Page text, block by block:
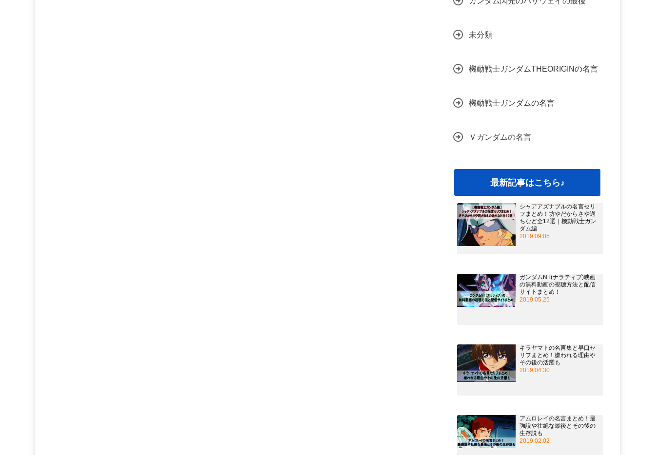
未分類
機動戦士ガンダムTHEORIGINの名言
機動戦士ガンダムの名言
Ｖガンダムの名言
最新記事はこちら♪
シャアアズナブルの名言セリ
フまとめ！坊やだからさや過
ちなど全12選｜機動戦士ガン
ダム編
2019.09.05
ガンダムNT(ナラティブ)映画
の無料動画の視聴方法と配信
サイトまとめ！
2019.05.25
キラヤマトの名言集と早口セ
リフまとめ！嫌われる理由や
その後の活躍も
2019.04.30
アムロレイの名言まとめ！最
強説や壮絶な最後とその後の
生存説も
2019.02.02